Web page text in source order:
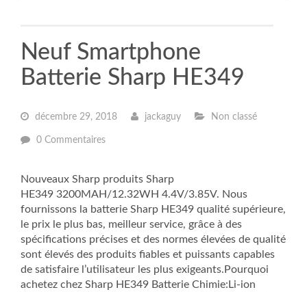
Neuf Smartphone
Batterie Sharp HE349
décembre 29, 2018 jackaguy Non classé
0 Commentaires
Nouveaux Sharp produits Sharp
HE349 3200MAH/12.32WH 4.4V/3.85V. Nous
fournissons la batterie Sharp HE349 qualité supérieure,
le prix le plus bas, meilleur service, grâce à des
spécifications précises et des normes élevées de qualité
sont élevés des produits fiables et puissants capables
de satisfaire l’utilisateur les plus exigeants.Pourquoi
achetez chez Sharp HE349 Batterie Chimie:Li-ion